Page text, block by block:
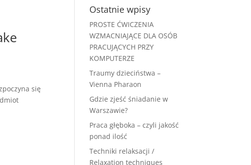
się
Ostatnie wpisy
PROSTE ĆWICZENIA
WZMACNIAJĄCE DLA OSÓB
PRACUJĄCYCH PRZY
KOMPUTERZE
Traumy dzieciństwa –
Vienna Pharaon
Gdzie zjeść śniadanie w
Warszawie?
Praca głęboka – czyli jakość
ponad ilość
Techniki relaksacji /
Relaxation techniques